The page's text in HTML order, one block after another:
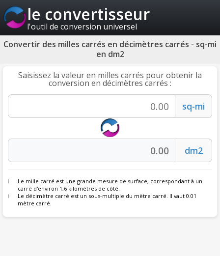
le convertisseur
l'outil de conversion universel
Convertir des milles carrés en décimètres carrés - sq-mi
en dm2
Saisissez la valeur en milles carrés pour obtenir la
conversion en décimètres carrés :
Le mille carré est une grande mesure de surface, correspondant à un
carré d'environ 1,6 kilomètres de côté.
Le décimètre carré est un sous-multiple du mètre carré. Il vaut 0.01
mètre carré.